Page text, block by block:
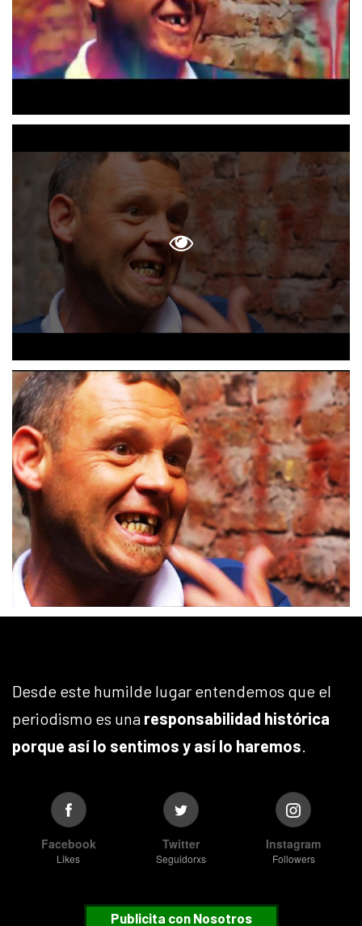
Desde este humilde lugar entendemos que el
periodismo es una responsabilidad histórica
porque así lo sentimos y así lo haremos
Facebook
Likes
Twitter
Seguidorxs
Instagram
Followers
Publicita con Nosotros